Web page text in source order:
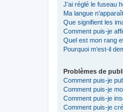
J’ai réglé le fuseau
Ma langue
Que signifient les
Comment puis-je
Quel est mon rang
Pourquoi m’est-il
Problèmes de
Comment puis-je
Comment puis-je
Comment puis-je
Comment puis-je